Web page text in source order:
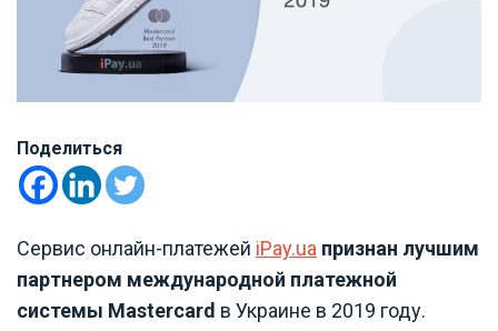
Поделиться
Сервис онлайн-платежей iPay.ua признан лучшим
партнером международной платежной
системы Mastercard в Украине в 2019 году.